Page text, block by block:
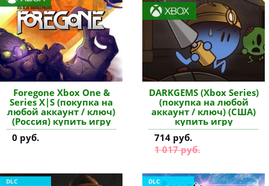
Foregone Xbox One &
Series X|S (покупка на
любой аккаунт / ключ)
(Россия) купить игру
0 руб.
DARKGEMS (Xbox Series)
(покупка на любой
аккаунт / ключ) (США)
купить игру
714 руб.
1 017 руб.
DLC
DLC